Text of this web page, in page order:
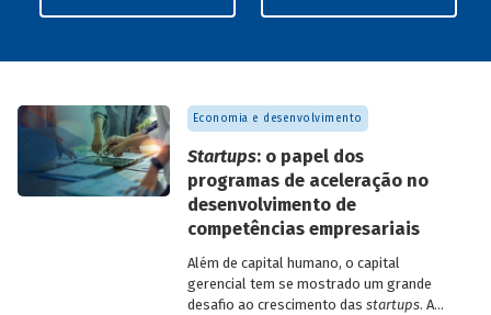
Economia e desenvolvimento
Startups: o papel dos
programas de aceleração no
desenvolvimento de
competências empresariais
Além de capital humano, o capital
gerencial tem se mostrado um grande
desafio ao crescimento das startups. A